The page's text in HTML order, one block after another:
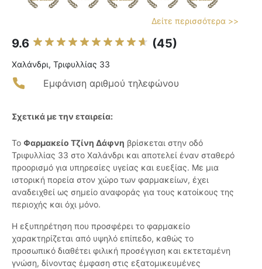
Δείτε περισσότερα >>
9.6 (45)
Χαλάνδρι, Τριφυλλίας 33
Εμφάνιση αριθμού τηλεφώνου
Σχετικά με την εταιρεία:
Το Φαρμακείο Τζίνη Δάφνη βρίσκεται στην οδό
Τριφυλλίας 33 στο Χαλάνδρι και αποτελεί έναν σταθερό
προορισμό για υπηρεσίες υγείας και ευεξίας. Με μια
ιστορική πορεία στον χώρο των φαρμακείων, έχει
αναδειχθεί ως σημείο αναφοράς για τους κατοίκους της
περιοχής και όχι μόνο.
Η εξυπηρέτηση που προσφέρει το φαρμακείο
χαρακτηρίζεται από υψηλό επίπεδο, καθώς το
προσωπικό διαθέτει φιλική προσέγγιση και εκτεταμένη
γνώση, δίνοντας έμφαση στις εξατομικευμένες